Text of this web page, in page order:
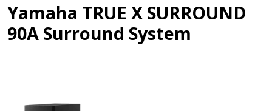
Yamaha TRUE X SURROUND
90A Surround System